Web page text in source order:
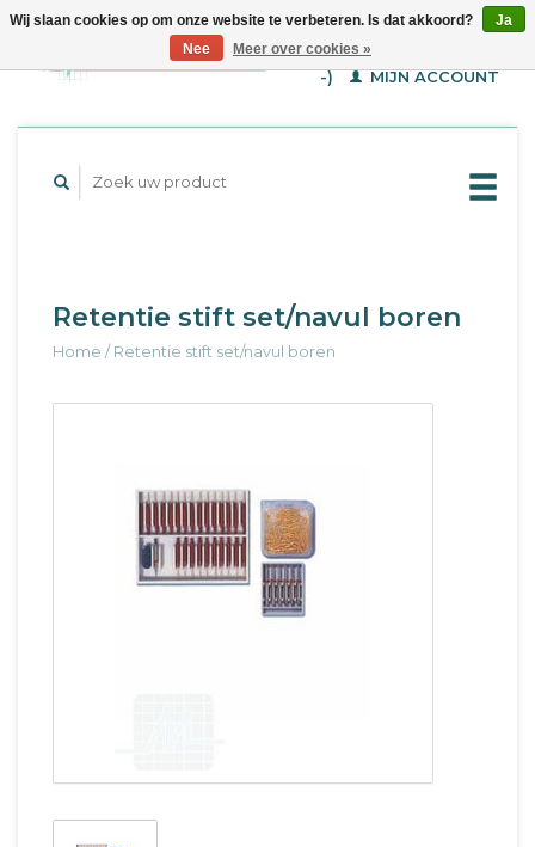
WINKELWAGEN (€--,-
-)
MIJN ACCOUNT
Retentie stift set/navul boren
Home /Retentie stift set/navul boren
Wij slaan cookies op om onze website te verbeteren. Is dat akkoord?
Ja
Nee
Meer over cookies »